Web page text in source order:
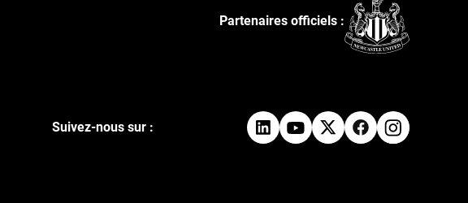
Partenaires officiels :
Suivez-nous sur :